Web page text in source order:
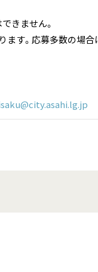
きません。
す。応募多数の場